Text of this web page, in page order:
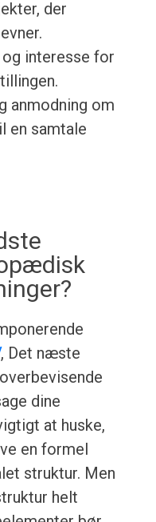
der
interesse for
anmodning om
en samtale
, Det næste
dine
at huske,
en formel
struktur. Men
helt